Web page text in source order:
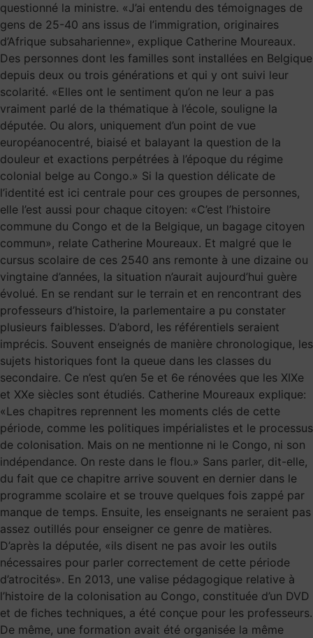
questionné la ministre. «J’ai entendu des témoignages de
gens de 25-40 ans issus de l’immigration, originaires
d’Afrique subsaharienne», explique Catherine Moureaux.
Des personnes dont les familles sont installées en Belgique
depuis deux ou trois générations et qui y ont suivi leur
scolarité. «Elles ont le sentiment qu’on ne leur a pas
vraiment parlé de la thématique à l’école, souligne la
députée. Ou alors, uniquement d’un point de vue
européanocentré, biaisé et balayant la question de la
douleur et exactions perpétrées à l’époque du régime
colonial belge au Congo.» Si la question délicate de
l’identité est ici centrale pour ces groupes de personnes,
elle l’est aussi pour chaque citoyen: «C’est l’histoire
commune du Congo et de la Belgique, un bagage citoyen
commun», relate Catherine Moureaux. Et malgré que le
cursus scolaire de ces 2540 ans remonte à une dizaine ou
vingtaine d’années, la situation n’aurait aujourd’hui guère
évolué. En se rendant sur le terrain et en rencontrant des
professeurs d’histoire, la parlementaire a pu constater
plusieurs faiblesses. D’abord, les référentiels seraient
imprécis. Souvent enseignés de manière chronologique, les
sujets historiques font la queue dans les classes du
secondaire. Ce n’est qu’en 5e et 6e rénovées que les XIXe
et XXe siècles sont étudiés. Catherine Moureaux explique:
«Les chapitres reprennent les moments clés de cette
période, comme les politiques impérialistes et le processus
de colonisation. Mais on ne mentionne ni le Congo, ni son
indépendance. On reste dans le flou.» Sans parler, dit-elle,
du fait que ce chapitre arrive souvent en dernier dans le
programme scolaire et se trouve quelques fois zappé par
manque de temps. Ensuite, les enseignants ne seraient pas
assez outillés pour enseigner ce genre de matières.
D’après la députée, «ils disent ne pas avoir les outils
nécessaires pour parler correctement de cette période
d’atrocités». En 2013, une valise pédagogique relative à
l’histoire de la colonisation au Congo, constituée d’un DVD
et de fiches techniques, a été conçue pour les professeurs.
De même, une formation avait été organisée la même